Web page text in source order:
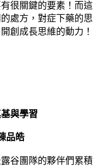
很關鍵的要素！而這
處方，對症下藥的思
創成長思維的動力！
與學習
品皓
谷團隊的夥伴們累積